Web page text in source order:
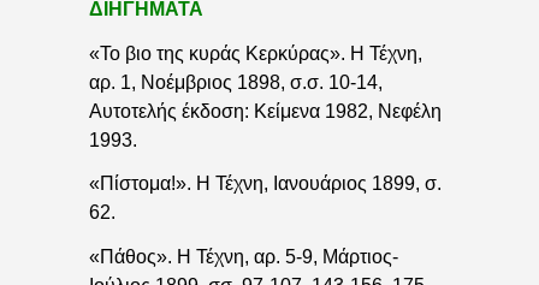
ΔΙΗΓΗΜΑΤΑ
«Το βιο της κυράς Κερκύρας». Η Τέχνη,
αρ. 1, Νοέμβριος 1898, σ.σ. 10-14,
Αυτοτελής έκδοση: Κείμενα 1982, Νεφέλη
1993.
«Πίστομα!». Η Τέχνη, Ιανουάριος 1899, σ.
62.
«Πάθος». Η Τέχνη, αρ. 5-9, Μάρτιος-